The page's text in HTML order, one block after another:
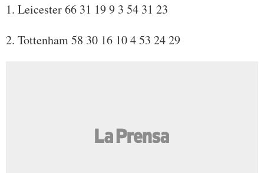
1. Leicester 66 31 19 9 3 54 31 23
2. Tottenham 58 30 16 10 4 53 24 29